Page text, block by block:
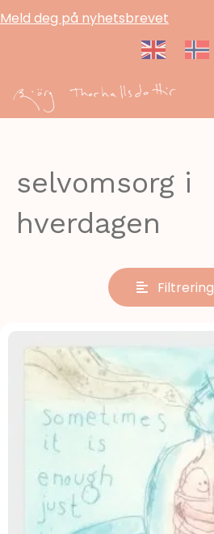
Meld deg på nyhetsbrevet
selvomsorg i
hverdagen
Filtrering